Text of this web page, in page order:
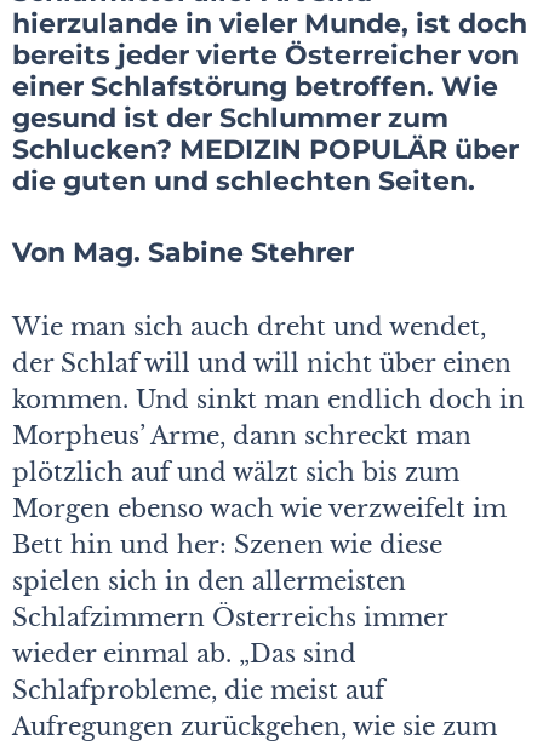
hierzulande in vieler Munde, ist doch
bereits jeder vierte Österreicher von
einer Schlafstörung betroffen. Wie
gesund ist der Schlummer zum
Schlucken? MEDIZIN POPULÄR über
die guten und schlechten Seiten.
Von Mag. Sabine Stehrer
Wie man sich auch dreht und wendet,
der Schlaf will und will nicht über einen
kommen. Und sinkt man endlich doch in
Morpheus’ Arme, dann schreckt man
plötzlich auf und wälzt sich bis zum
Morgen ebenso wach wie verzweifelt im
Bett hin und her: Szenen wie diese
spielen sich in den allermeisten
Schlafzimmern Österreichs immer
wieder einmal ab. „Das sind
Schlafprobleme, die meist auf
Aufregungen zurückgehen, wie sie zum